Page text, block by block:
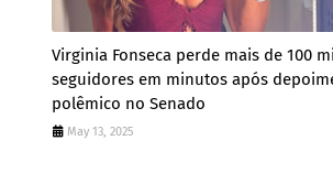
Virginia Fonseca perde mais de 100
seguidores em minutos após
polêmico no Senado
May 13, 2025